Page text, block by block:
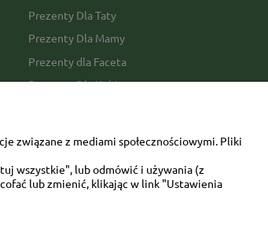
Prezenty Dla Taty
Prezenty Dla Mamy
Prezenty dla Faceta
Prezenty Dla Kobiety
związane z mediami społecznościowymi. Pliki
wszystkie", lub odmówić i używania (z
lub zmienić, klikając w link "Ustawienia